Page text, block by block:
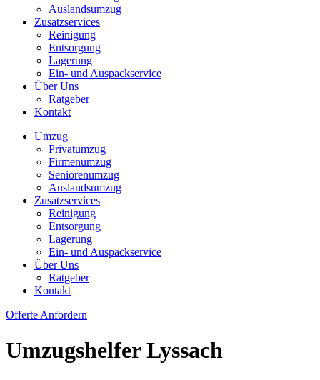
Auslandsumzug
Zusatzservices
Reinigung
Entsorgung
Lagerung
Ein- und Auspackservice
Über Uns
Ratgeber
Kontakt
Umzug
Privatumzug
Firmenumzug
Seniorenumzug
Auslandsumzug
Zusatzservices
Reinigung
Entsorgung
Lagerung
Ein- und Auspackservice
Über Uns
Ratgeber
Kontakt
Offerte Anfordern
Umzugshelfer Lyssach